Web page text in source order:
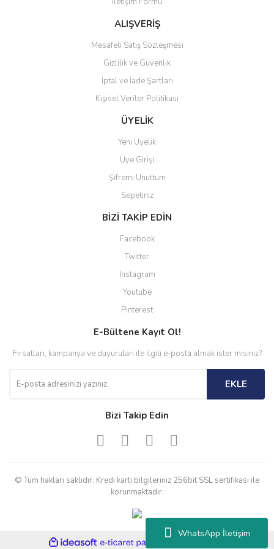
WhatsApp İletişim
Ürün fiyatı diğer sitelerden daha pahalı.
Bu ürüne benzer farklı alternatifler olmalı.
Gönder
ALIŞVERİŞ
Mesafeli Satış Sözleşmesi
Gizlilik ve Güvenlik
İptal ve İade Şartları
Kişisel Veriler Politikası
ÜYELİK
Yeni Üyelik
Üye Girişi
Şifremi Unuttum
Sepetiniz
BİZİ TAKİP EDİN
Facebook
Twitter
Instagram
Youtube
Pinterest
E-Bültene Kayıt Ol!
Fırsatları, kampanya ve duyuruları ile ilgili e-posta almak ister misiniz?
EKLE
Bizi Takip Edin
© Tüm hakları saklıdır. Kredi kartı bilgileriniz 256bit SSL sertifikası ile
korunmaktadır.
ideasoft